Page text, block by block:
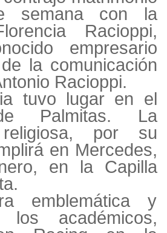
semana con la
Racioppi,
empresario
la comunicación
Racioppi.
tuvo lugar en el
Palmitas. La
religiosa, por su
en Mercedes,
en la Capilla
emblemática y
académicos,